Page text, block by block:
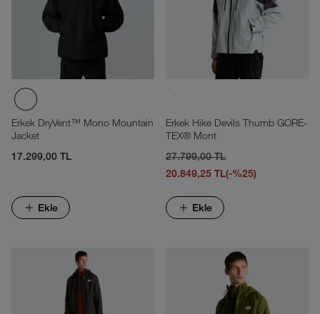
Erkek DryVent™ Mono Mountain
Jacket
17.299,00 TL
Ekle
Erkek Hike Devils Thumb GORE-
TEX® Mont
27.799,00 TL
20.849,25 TL(-%25)
Ekle